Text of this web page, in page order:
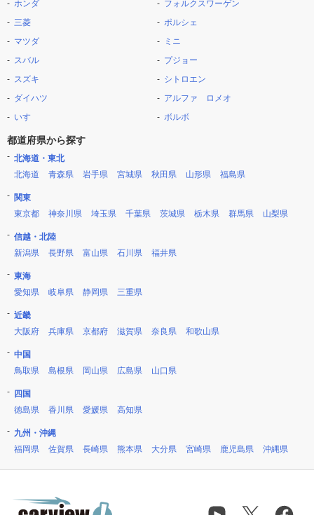
ホンダ
三菱
マツダ
スバル
スズキ
ダイハツ
いすゞ
フォルクスワーゲン
ポルシェ
ミニ
プジョー
シトロエン
アルファ ロメオ
ボルボ
都道府県から探す
北海道・東北
北海道
青森県 岩手県 宮城県 秋田県 山形県 福島県
関東
東京都
神奈川県 埼玉県 千葉県 茨城県 栃木県 群馬県 山梨県
信越・北陸
新潟県
長野県 富山県 石川県 福井県
東海
愛知県
岐阜県 静岡県 三重県
近畿
大阪府
兵庫県 京都府 滋賀県 奈良県 和歌山県
中国
鳥取県
島根県 岡山県 広島県 山口県
四国
徳島県
香川県 愛媛県 高知県
九州・沖縄
福岡県
佐賀県 長崎県 熊本県 大分県 宮崎県 鹿児島県 沖縄県